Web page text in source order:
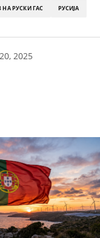
РУСКИ ГАС РУСИЈА
2025